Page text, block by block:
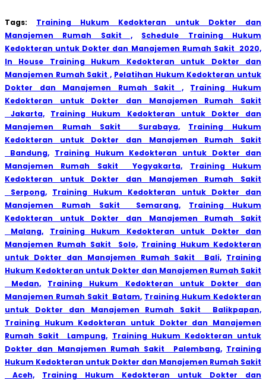
Tags: Training Hukum Kedokteran untuk Dokter dan
Manajemen Rumah Sakit ,
Schedule Training Hukum
Kedokteran untuk Dokter dan Manajemen Rumah Sakit 2020,
In House Training Hukum Kedokteran untuk Dokter dan
Manajemen Rumah Sakit , Pelatihan Hukum Kedokteran untuk
Dokter dan Manajemen Rumah Sakit ,
Training Hukum
Kedokteran untuk Dokter dan Manajemen Rumah Sakit
Jakarta,
Training Hukum Kedokteran untuk Dokter dan
Manajemen Rumah Sakit Surabaya,
Training Hukum
Kedokteran untuk Dokter dan Manajemen Rumah Sakit
Bandung, Training Hukum Kedokteran untuk Dokter dan
Manajemen Rumah Sakit Yogyakarta,
Training Hukum
Kedokteran untuk Dokter dan Manajemen Rumah Sakit
Serpong,
Training Hukum Kedokteran untuk Dokter dan
Manajemen Rumah Sakit Semarang,
Training Hukum
Kedokteran untuk Dokter dan Manajemen Rumah Sakit
Malang,
Training Hukum Kedokteran untuk Dokter dan
Manajemen Rumah Sakit Solo, Training Hukum Kedokteran
untuk Dokter dan Manajemen Rumah Sakit Bali, Training
Hukum Kedokteran untuk Dokter dan Manajemen Rumah Sakit
Medan,
Training Hukum Kedokteran untuk Dokter dan
Manajemen Rumah Sakit Batam, Training Hukum Kedokteran
untuk Dokter dan Manajemen Rumah Sakit Balikpapan,
Training Hukum Kedokteran untuk Dokter dan Manajemen
Rumah Sakit Lampung, Training Hukum Kedokteran untuk
Dokter dan Manajemen Rumah Sakit Palembang, Training
Hukum Kedokteran untuk Dokter dan Manajemen Rumah Sakit
Aceh,
Training Hukum Kedokteran untuk Dokter dan